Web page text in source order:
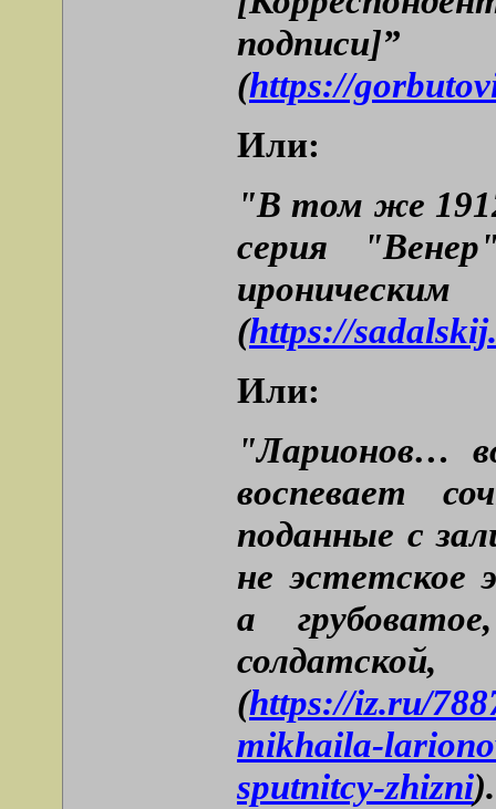
подписи]”
(https://
Или:
"В том же
серия
(https://
Или:
"Ларионов…
воспевает
поданные с
не эстетское
а
(https://iz.ru/
mikhaila-
sputnitcy-zhizni).